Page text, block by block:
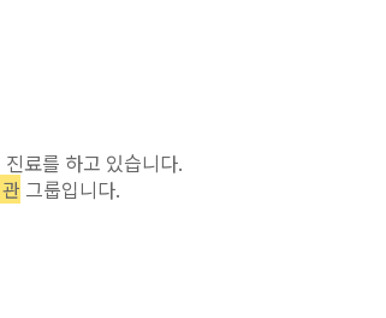
진료를 하고 있습니다.
그룹입니다.